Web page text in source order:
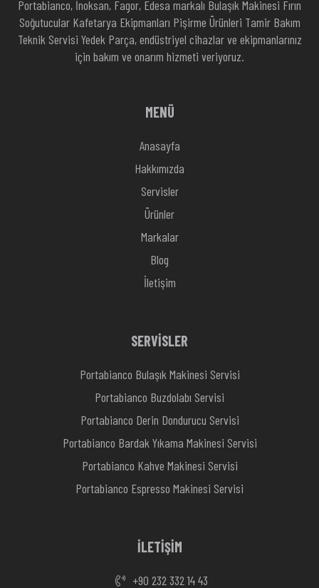
Portabianco, İnoksan, Fagor, Edesa markalı Bulaşık Makinesi Fırın
Soğutucular Kafetarya Ekipmanları Pişirme Ürünleri Tamir Bakım
Teknik Servisi Yedek Parça, endüstriyel cihazlar ve ekipmanlarınız
için bakım ve onarım hizmeti veriyoruz.
MENÜ
Anasayfa
Hakkımızda
Servisler
Ürünler
Markalar
Blog
İletişim
SERVİSLER
Portabianco Bulaşık Makinesi Servisi
Portabianco Buzdolabı Servisi
Portabianco Derin Dondurucu Servisi
Portabianco Bardak Yıkama Makinesi Servisi
Portabianco Kahve Makinesi Servisi
Portabianco Espresso Makinesi Servisi
İLETİŞİM
+90 232 332 14 43